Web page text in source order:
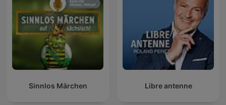
Sinnlos Märchen Libre antenne